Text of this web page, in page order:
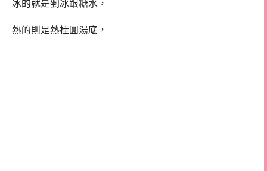
冰的就是剉冰跟糖水，
熱的則是熱桂圓湯底，